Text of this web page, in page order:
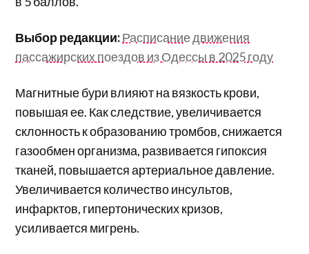
Выбор редакции:Расписание движения
пассажирских поездов из Одессы в 2025 году
Магнитные бури влияют на вязкость крови,
повышая ее. Как следствие, увеличивается
склонность к образованию тромбов, снижается
газообмен организма, развивается гипоксия
тканей, повышается артериальное давление.
Увеличивается количество инсультов,
инфарктов, гипертонических кризов,
усиливается мигрень.